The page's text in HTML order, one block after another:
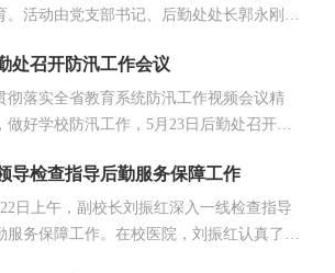
堂进行安全检查督导，重点检查了食堂用水
餐具清洗消毒及防鼠、防蝇、防虫设施配备
况，核查了学生食堂防汛工作预案，加强食
汛措施，向餐饮从...
。活动由党支部书记、后勤处处长郭永刚主
自我革命>》为主题，为全体党员上了专题
。他从中国共产党执政规律认识的新飞跃，
建设、民族复兴的必然选择,自我革命永远
结合后勤处工作，认真分析廉政风险点，对
科室岗位职责提出廉政纪律要求。会上，全
员还学习了学校“...
处召开防汛工作会议
彻落实全省教育系统防汛工作视频会议精
做好学校防汛工作，5月23日后勤处召开防
队全体队员、各科室负责人参加会议。会
后勤处处长郭永刚传达了全省教育系统防汛
视频会议精神，带领大家重新学习了《安阳
导检查指导后勤服务保障工作
日上午，副校长刘振红深入一线检查指导
服务保障工作。在校医院，刘振红认真了解